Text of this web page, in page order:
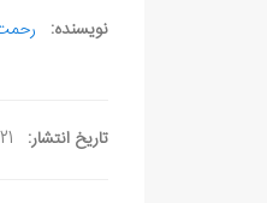
نویسنده:
تاریخ انتشار: